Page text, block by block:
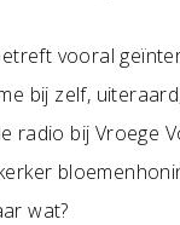
vooral
bij zelf,
radio bij Vroege
wat?